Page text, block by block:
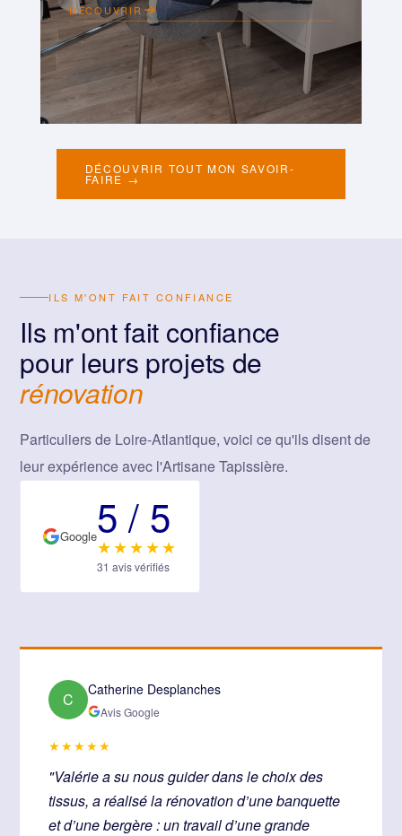
DÉCOUVRIR
DÉCOUVRIR TOUT MON SAVOIR-
FAIRE →
ILS M'ONT FAIT CONFIANCE
Ils m'ont fait confiance
pour leurs projets de
rénovation
Particuliers de Loire-Atlantique, voici ce qu'ils disent de
leur expérience avec l'Artisane Tapissière.
Google5 / 5
★★★★★
31 avis vérifiés
C Catherine Desplanches
Avis Google
★★★★★
"Valérie a su nous guider dans le choix des
tissus, a réalisé la rénovation d’une banquette
et d’une bergère : un travail d’une grande